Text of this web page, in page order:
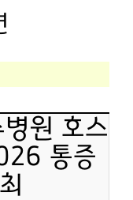
원 호스
통증